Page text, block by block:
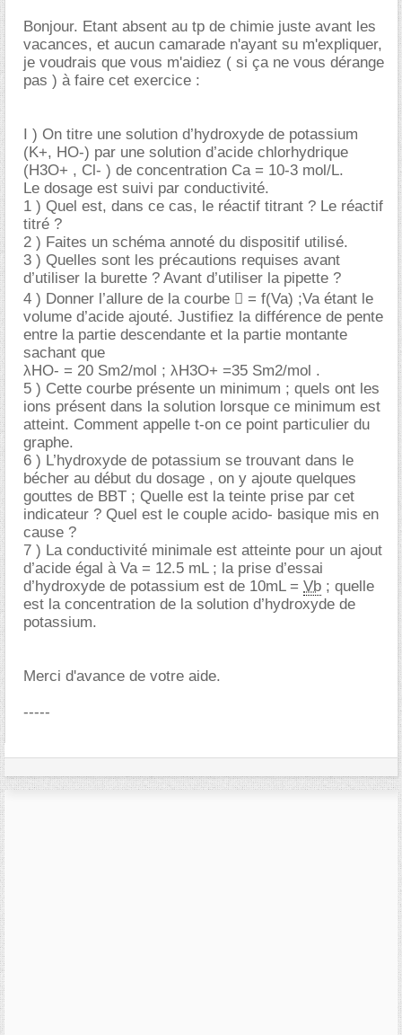
Bonjour. Etant absent au tp de chimie juste avant les
vacances, et aucun camarade n'ayant su m'expliquer,
je voudrais que vous m'aidiez ( si ça ne vous dérange
pas ) à faire cet exercice :
I ) On titre une solution d’hydroxyde de potassium
(K+, HO-) par une solution d’acide chlorhydrique
(H3O+ , Cl- ) de concentration Ca = 10-3 mol/L.
Le dosage est suivi par conductivité.
1 ) Quel est, dans ce cas, le réactif titrant ? Le réactif
titré ?
2 ) Faites un schéma annoté du dispositif utilisé.
3 ) Quelles sont les précautions requises avant
d’utiliser la burette ? Avant d’utiliser la pipette ?
4 ) Donner l’allure de la courbe  = f(Va) ;Va étant le
volume d’acide ajouté. Justifiez la différence de pente
entre la partie descendante et la partie montante
sachant que
λHO- = 20 Sm2/mol ; λH3O+ =35 Sm2/mol .
5 ) Cette courbe présente un minimum ; quels ont les
ions présent dans la solution lorsque ce minimum est
atteint. Comment appelle t-on ce point particulier du
graphe.
6 ) L’hydroxyde de potassium se trouvant dans le
bécher au début du dosage , on y ajoute quelques
gouttes de BBT ; Quelle est la teinte prise par cet
indicateur ? Quel est le couple acido- basique mis en
cause ?
7 ) La conductivité minimale est atteinte pour un ajout
d’acide égal à Va = 12.5 mL ; la prise d’essai
d’hydroxyde de potassium est de 10mL = Vb ; quelle
est la concentration de la solution d’hydroxyde de
potassium.
Merci d'avance de votre aide.
-----